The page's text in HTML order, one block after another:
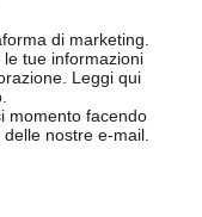
di marketing.
tue informazioni
Leggi qui
.
momento facendo
nostre e-mail.